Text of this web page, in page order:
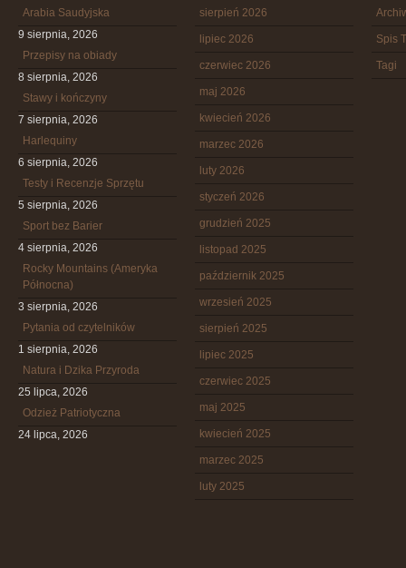
Arabia Saudyjska
9 sierpnia, 2026
Przepisy na obiady
8 sierpnia, 2026
Stawy i kończyny
7 sierpnia, 2026
Harlequiny
6 sierpnia, 2026
Testy i Recenzje Sprzętu
5 sierpnia, 2026
Sport bez Barier
4 sierpnia, 2026
Rocky Mountains (Ameryka
Północna)
3 sierpnia, 2026
Pytania od czytelników
1 sierpnia, 2026
Natura i Dzika Przyroda
25 lipca, 2026
Odzież Patriotyczna
24 lipca, 2026
sierpień 2026
lipiec 2026
czerwiec 2026
maj 2026
kwiecień 2026
marzec 2026
luty 2026
styczeń 2026
grudzień 2025
listopad 2025
październik 2025
wrzesień 2025
sierpień 2025
lipiec 2025
czerwiec 2025
maj 2025
kwiecień 2025
marzec 2025
luty 2025
Spis
Tagi